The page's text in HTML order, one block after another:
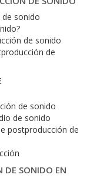
sonido
de sonido
de
de sonido
de sonido
postproducción de
DE SONIDO EN